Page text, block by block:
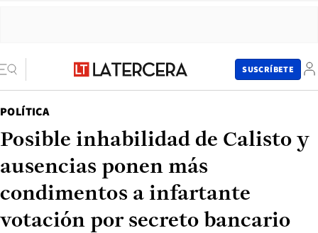
SUSCRÍBETE
POLÍTICA
Posible inhabilidad de Calisto y
ausencias ponen más
condimentos a infartante
votación por secreto bancario